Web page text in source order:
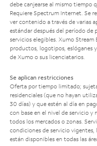
debe canjearse al mismo tiempo
Requiere Spectrum Internet. Se
ver contenido a través de varias
estándar después del período de
servicios elegibles. Xumo
productos, logotipos, eslóganes
de Xumo o sus licenciatarios.
Se aplican restricciones
Oferta por tiempo limitado;
residenciales (que no hayan
30 días) y que estén al día en
con base en el nivel de servicio y
todos los mercados o zonas.
condiciones de servicio vigentes,
están disponibles en todas las